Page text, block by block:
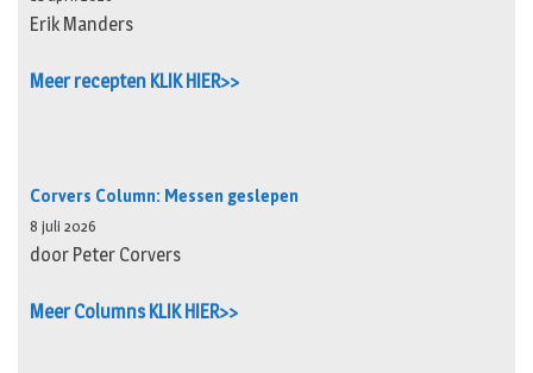
Erik Manders
Meer recepten KLIK HIER>>
Corvers Column: Messen geslepen
8 juli 2026
door Peter Corvers
Meer Columns KLIK HIER>>